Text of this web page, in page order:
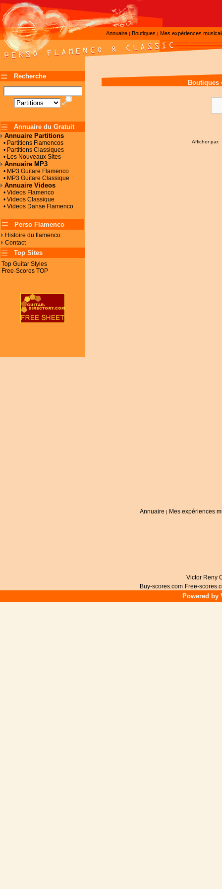
Annuaire | Boutiques | Mes expériences
Recherche
Annuaire du Gratuit
Annuaire Partitions
• Partitions Flamencos
• Partitions Classiques
• Les Nouveaux Sites
Annuaire MP3
• MP3 Guitare Flamenco
• MP3 Guitare Classique
Annuaire Videos
• Videos Flamenco
• Videos Classique
• Videos Danse Flamenco
Perso Flamenco
Histoire du flamenco
Contact
Top Sites
Top Guitar Styles
Free-Scores TOP
Boutiques
Afficher par:
Annuaire | Mes expériences
Victor Reny
Buy-scores.com Free-
Powered by